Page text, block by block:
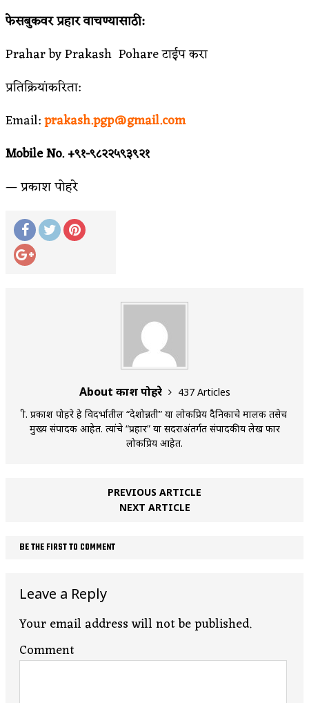
फेसबुकवर प्रहार वाचण्यासाठी:
Prahar by Prakash Pohare टाईप करा
प्रतिक्रियांकरिता:
Email:prakash.pgp@gmail.com
Mobile No. +९१-९८२२५९३९२१
— प्रकाश पोहरे
About प्रकाश पोहरे
437 Articles
श्री. प्रकाश पोहरे हे विदर्भातील “देशोन्नती” या लोकप्रिय दैनिकाचे मालक तसेच
मुख्य संपादक आहेत. त्यांचे “प्रहार” या सदराअंतर्गत संपादकीय लेख फार
लोकप्रिय आहेत.
PREVIOUS ARTICLE
NEXT ARTICLE
BE THE FIRST TO COMMENT
Leave a Reply
Your email address will not be published.
Comment